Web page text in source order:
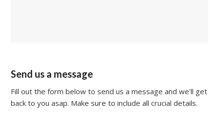
Send us a message
Fill out the form below to send us a message and we'll get
back to you asap. Make sure to include all crucial details.